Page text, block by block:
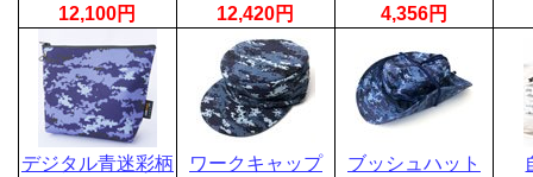
12,100円
12,420円
4,356円
デジタル青迷彩柄
ワークキャップ
ブッシュハット